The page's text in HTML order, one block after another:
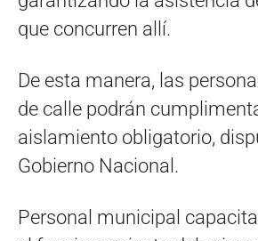
que concurren allí.
De esta manera, las
de calle podrán
aislamiento obligatorio,
Gobierno Nacional.
Personal municipal